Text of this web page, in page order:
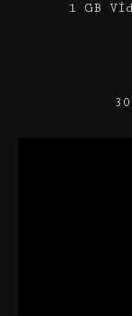
1 GB